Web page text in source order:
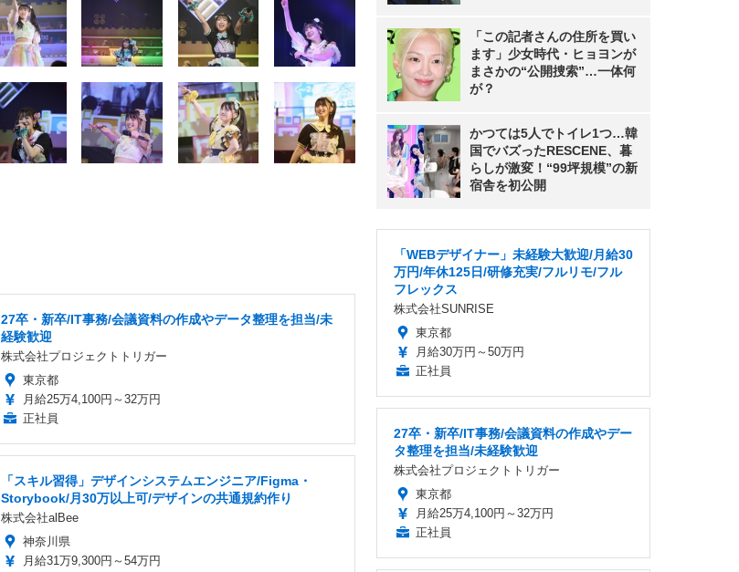
27卒・新卒/IT事務/会議資料の作成やデータ整理を担当/未
経験歓迎
株式会社プロジェクトトリガー
東京都
月給25万4,100円～32万円
正社員
「スキル習得」デザインシステムエンジニア/Figma・
Storybook/月30万以上可/デザインの共通規約作り
株式会社alBee
神奈川県
月給31万9,300円～54万円
「この記者さんの住所を買い
ます」少女時代・ヒョヨンが
まさかの“公開捜索”…一体何
が？
かつては5人でトイレ1つ…韓
国でバズったRESCENE、暮
らしが激変！“99坪規模”の新
宿舎を初公開
「WEBデザイナー」未経験大歓迎/月給30
万円/年休125日/研修充実/フルリモ/フル
フレックス
株式会社SUNRISE
東京都
月給30万円～50万円
正社員
27卒・新卒/IT事務/会議資料の作成やデー
タ整理を担当/未経験歓迎
株式会社プロジェクトトリガー
東京都
月給25万4,100円～32万円
正社員